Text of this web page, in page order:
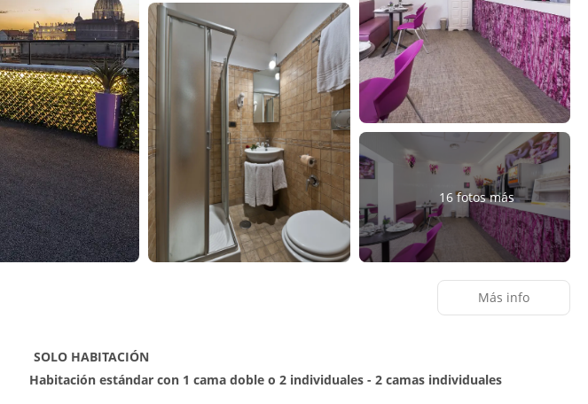
16 fotos más
SOLO HABITACIÓN
Habitación estándar con 1 cama doble o 2 individuales - 2 camas individuales
Más info